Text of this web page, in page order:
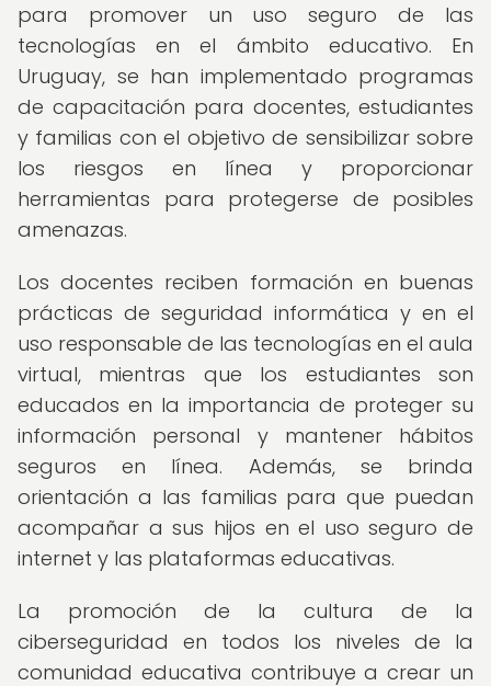
para promover un uso seguro de las
tecnologías en el ámbito educativo. En
Uruguay, se han implementado programas
de capacitación para docentes, estudiantes
y familias con el objetivo de sensibilizar sobre
los riesgos en línea y proporcionar
herramientas para protegerse de posibles
amenazas.
Los docentes reciben formación en buenas
prácticas de seguridad informática y en el
uso responsable de las tecnologías en el aula
virtual, mientras que los estudiantes son
educados en la importancia de proteger su
información personal y mantener hábitos
seguros en línea. Además, se brinda
orientación a las familias para que puedan
acompañar a sus hijos en el uso seguro de
internet y las plataformas educativas.
La promoción de la cultura de la
ciberseguridad en todos los niveles de la
comunidad educativa contribuye a crear un